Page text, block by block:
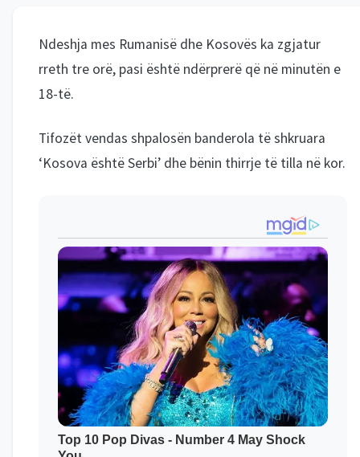
Ndeshja mes Rumanisë dhe Kosovës ka zgjatur
rreth tre orë, pasi është ndërprerë që në minutën e
18-të.
Tifozët vendas shpalosën banderola të shkruara
‘Kosova është Serbi’ dhe bënin thirrje të tilla në kor.